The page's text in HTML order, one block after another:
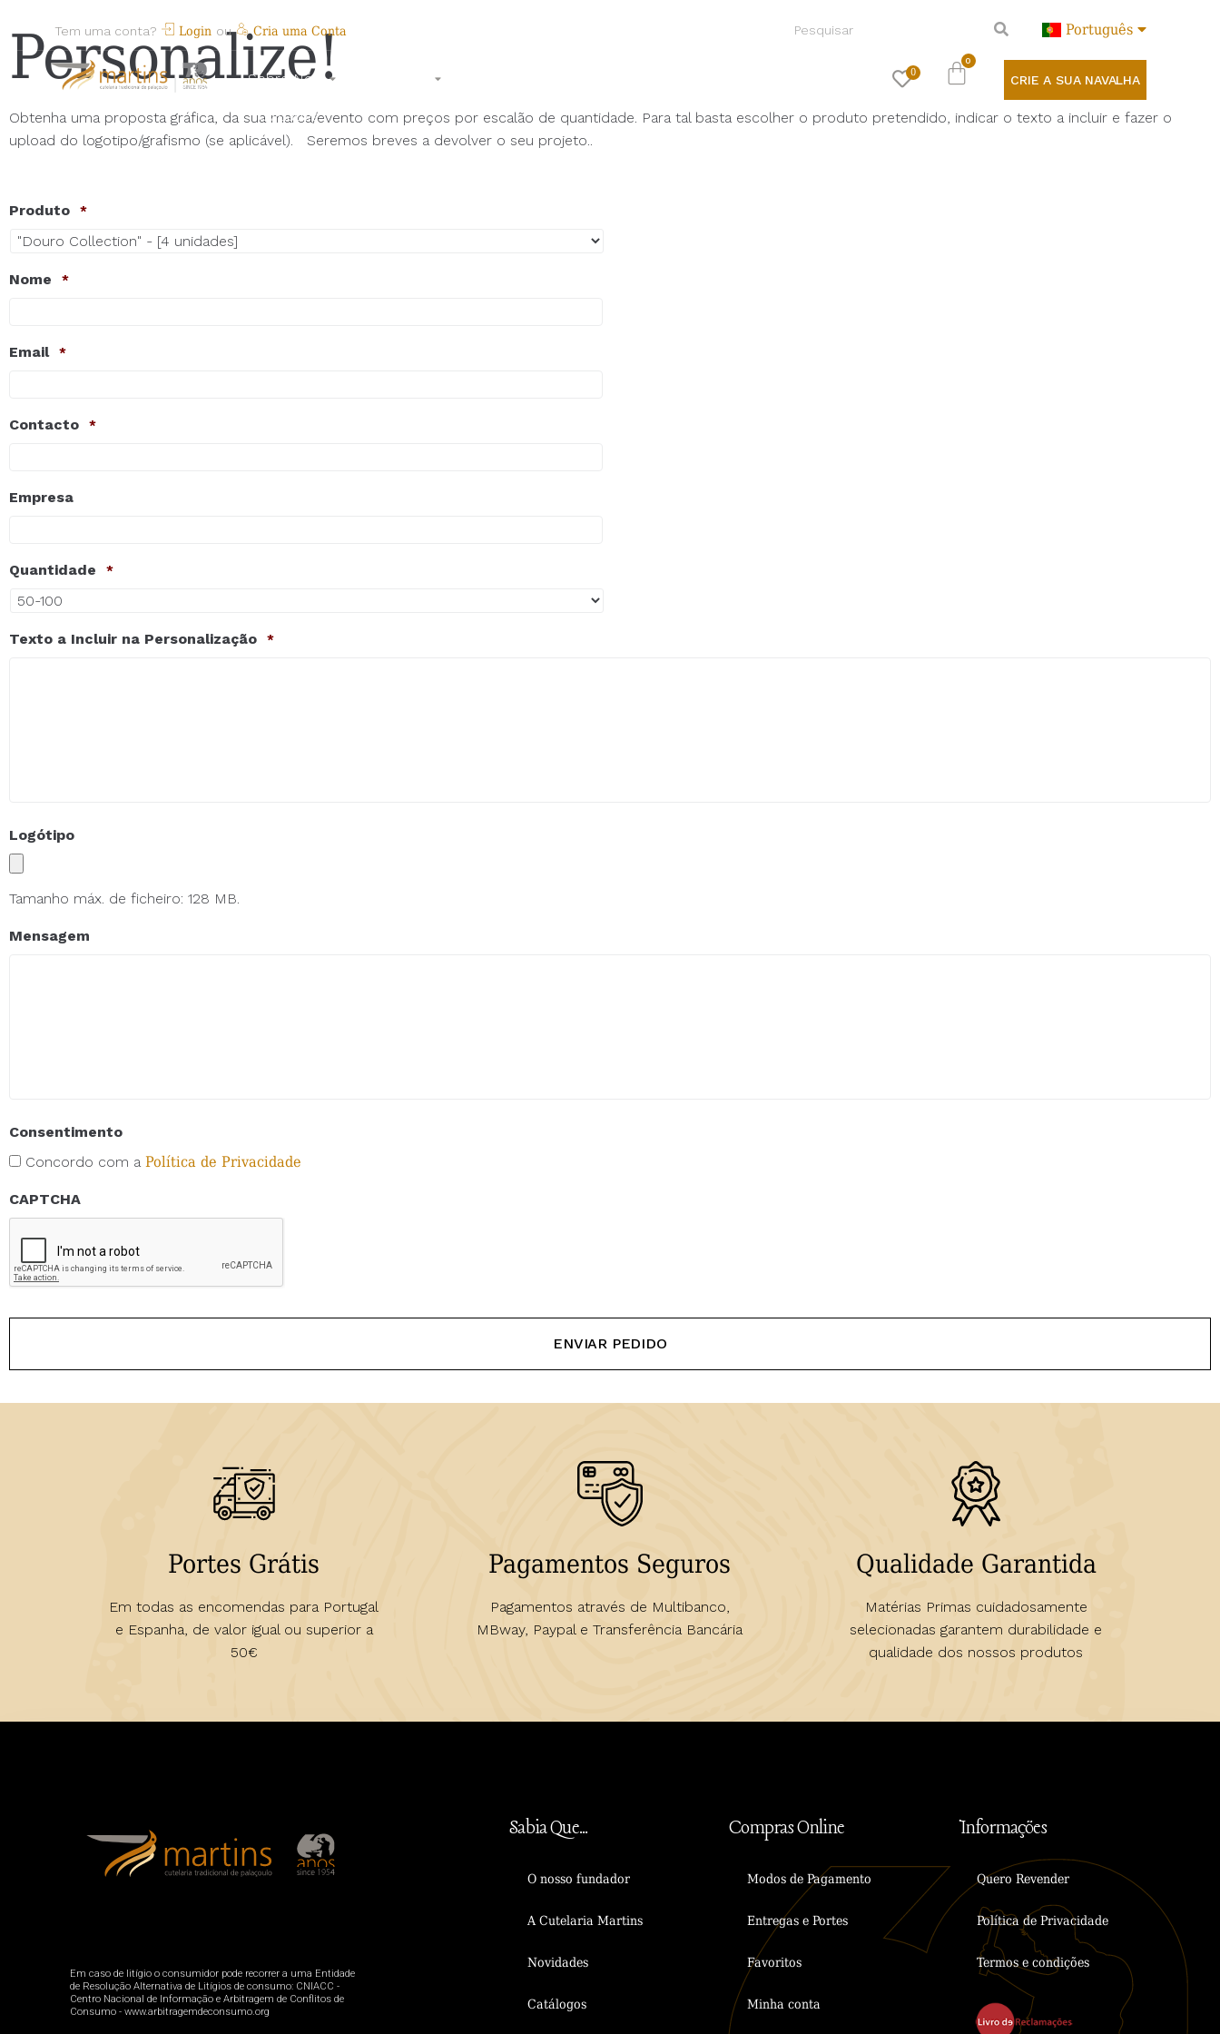
Tem uma conta? Login ou Cria uma Conta Português
Sobre Nós
Novidades
0
CRIE A SUA NAVALHA
Personalize!
Obtenha uma proposta gráfica, da sua marca/evento com preços por escalão de quantidade. Para tal basta escolher o produto pretendido, indicar o texto a incluir e fazer o
upload do logotipo/grafismo (se aplicável). Seremos breves a devolver o seu projeto..
Produto *
Nome *
Email *
Contacto *
Empresa
Quantidade *
Texto a Incluir na Personalização *
Logótipo
Tamanho máx. de ficheiro: 128 MB.
Mensagem
Consentimento
Concordo com a Política de Privacidade
CAPTCHA
Portes Grátis
Em todas as encomendas para Portugal
e Espanha, de valor igual ou superior a
50€
Pagamentos Seguros
Pagamentos através de Multibanco,
MBway, Paypal e Transferência Bancária
Qualidade Garantida
Matérias Primas cuidadosamente
selecionadas garantem durabilidade e
qualidade dos nossos produtos
Em caso de litígio o consumidor pode recorrer a uma Entidade
de Resolução Alternativa de Litígios de consumo: CNIACC -
Centro Nacional de Informação e Arbitragem de Conflitos de
Consumo - www.arbitragemdeconsumo.org
Sabia Que...
O nosso fundador
A Cutelaria Martins
Novidades
Catálogos
Compras Online
Modos de Pagamento
Entregas e Portes
Favoritos
Minha conta
Informações
Quero Revender
Política de Privacidade
Termos e condições